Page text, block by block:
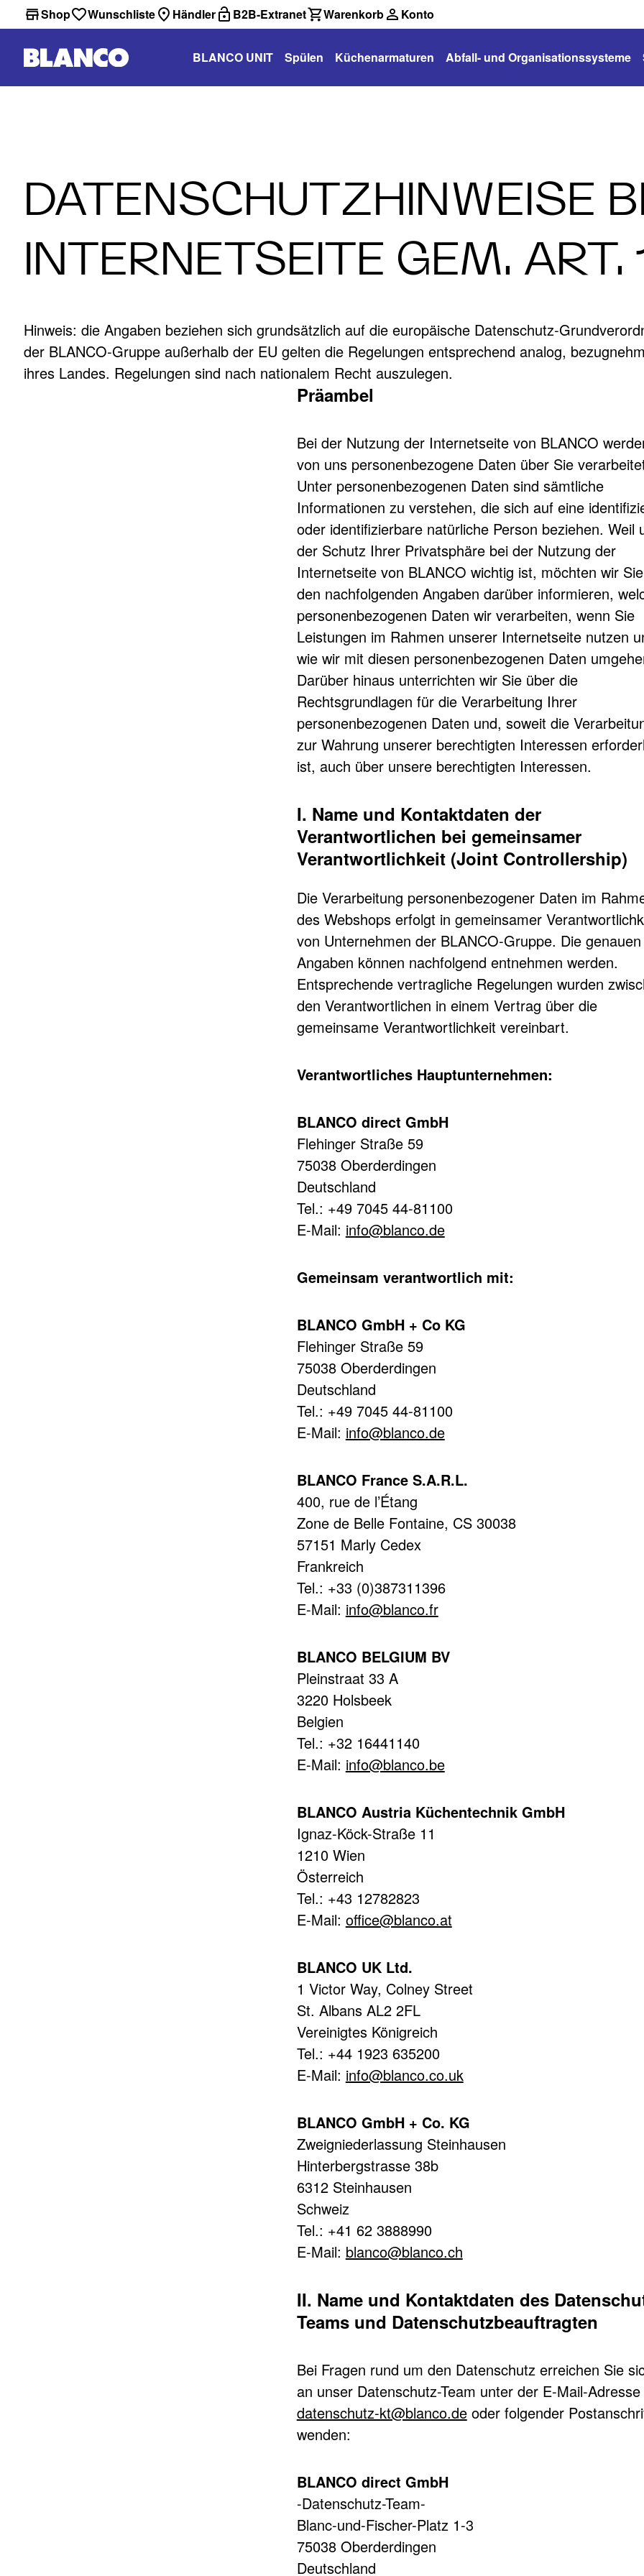
Shop Wunschliste Händler B2B-Extranet Warenkorb Konto
BLANCO UNIT Spülen Küchenarmaturen Abfall- und Organisationssysteme
DATENSCHUTZHINWEISE
INTERNETSEITE GEM.
Hinweis: die Angaben beziehen sich grundsätzlich auf die europäische Datenschutz-
der BLANCO-Gruppe außerhalb der EU gelten die Regelungen entsprechend analog,
ihres Landes. Regelungen sind nach nationalem Recht auszulegen.
Präambel
Bei der Nutzung der Internetseite von BLANCO
von uns personenbezogene Daten über Sie
Unter personenbezogenen Daten sind sämtliche
Informationen zu verstehen, die sich auf eine
oder identifizierbare natürliche Person beziehen. Weil
der Schutz Ihrer Privatsphäre bei der Nutzung der
Internetseite von BLANCO wichtig ist, möchten wir
den nachfolgenden Angaben darüber informieren,
personenbezogenen Daten wir verarbeiten, wenn Sie
Leistungen im Rahmen unserer Internetseite nutzen
wie wir mit diesen personenbezogenen Daten
Darüber hinaus unterrichten wir Sie über die
Rechtsgrundlagen für die Verarbeitung Ihrer
personenbezogenen Daten und, soweit die
zur Wahrung unserer berechtigten Interessen
ist, auch über unsere berechtigten Interessen.
I. Name und Kontaktdaten der
Verantwortlichen bei gemeinsamer
Verantwortlichkeit (Joint Controllership)
Die Verarbeitung personenbezogener Daten im
des Webshops erfolgt in gemeinsamer
von Unternehmen der BLANCO-Gruppe. Die genauen
Angaben können nachfolgend entnehmen werden.
Entsprechende vertragliche Regelungen wurden
den Verantwortlichen in einem Vertrag über die
gemeinsame Verantwortlichkeit vereinbart.
Verantwortliches Hauptunternehmen:
BLANCO direct GmbH
Flehinger Straße 59
75038 Oberderdingen
Deutschland
Tel.: +49 7045 44-81100
E-Mail: info@blanco.de
Gemeinsam verantwortlich mit:
BLANCO GmbH + Co KG
Flehinger Straße 59
75038 Oberderdingen
Deutschland
Tel.: +49 7045 44-81100
E-Mail: info@blanco.de
BLANCO France S.A.R.L.
400, rue de l’Étang
Zone de Belle Fontaine, CS 30038
57151 Marly Cedex
Frankreich
Tel.: +33 (0)387311396
E-Mail: info@blanco.fr
BLANCO BELGIUM BV
Pleinstraat 33 A
3220 Holsbeek
Belgien
Tel.: +32 16441140
E-Mail: info@blanco.be
BLANCO Austria Küchentechnik GmbH
Ignaz-Köck-Straße 11
1210 Wien
Österreich
Tel.: +43 12782823
E-Mail: office@blanco.at
BLANCO UK Ltd.
1 Victor Way, Colney Street
St. Albans AL2 2FL
Vereinigtes Königreich
Tel.: +44 1923 635200
E-Mail: info@blanco.co.uk
BLANCO GmbH + Co. KG
Zweigniederlassung Steinhausen
Hinterbergstrasse 38b
6312 Steinhausen
Schweiz
Tel.: +41 62 3888990
E-Mail: blanco@blanco.ch
II. Name und Kontaktdaten des
Teams und Datenschutzbeauftragten
Bei Fragen rund um den Datenschutz erreichen Sie
an unser Datenschutz-Team unter der E-Mail-Adresse
datenschutz-kt@blanco.deoder folgender
wenden:
BLANCO direct GmbH
-Datenschutz-Team-
Blanc-und-Fischer-Platz 1-3
75038 Oberderdingen
Deutschland